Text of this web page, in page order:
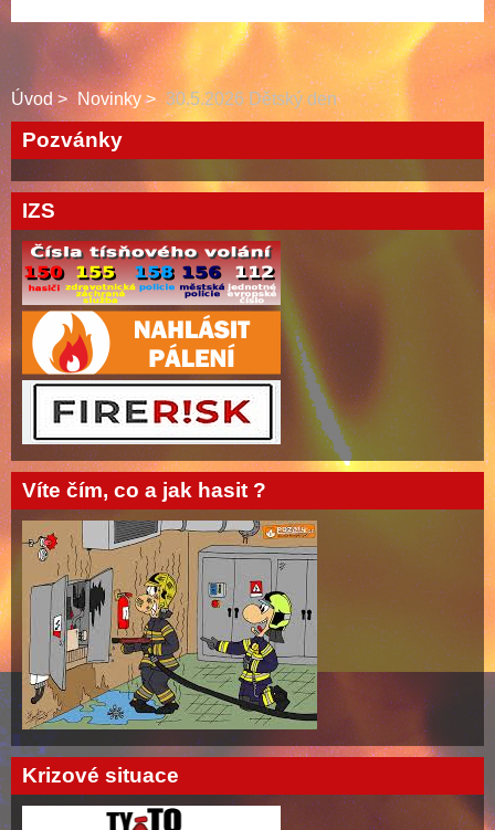
Úvod Novinky 30.5.2026 Dětský den
Pozvánky
IZS
Víte čím, co a jak hasit ?
Krizové situace